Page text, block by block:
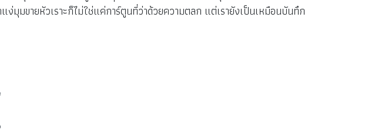
มขายหัวเราะก็ไม่ใช่แค่การ์ตูนที่ว่าด้วยความตลก แต่เรายังเป็นเหมือนบันทึก